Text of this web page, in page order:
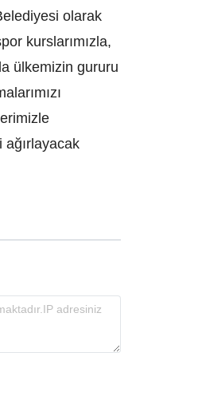
olarak
kurslarımızla,
ülkemizin gururu
ağırlayacak